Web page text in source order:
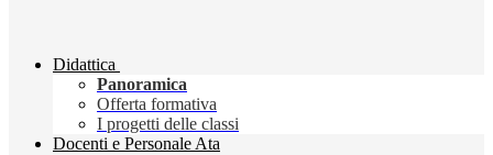
Didattica
Panoramica
Offerta formativa
I progetti delle classi
Docenti e Personale Ata